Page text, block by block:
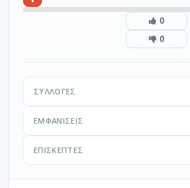
0
0
ΣΥΛΛΟΓΈΣ
ΕΜΦΑΝΊΣΕΙΣ
ΕΠΙΣΚΈΠΤΕΣ